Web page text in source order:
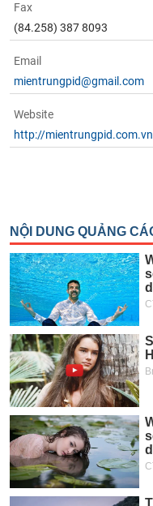
Fax
(84.258) 387 8093
Email
mientrungpid@gmail.com
Website
http://mientrungpid.com.vn